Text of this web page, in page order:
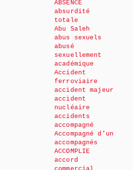
ABSENCE
absurdité
totale
Abu Saleh
abus sexuels
abusé
sexuellement
académique
Accident
ferroviaire
accident majeur
accident
nucléaire
accidents
accompagné
Accompagné d’un
accompagnés
ACCOMPLIE
accord